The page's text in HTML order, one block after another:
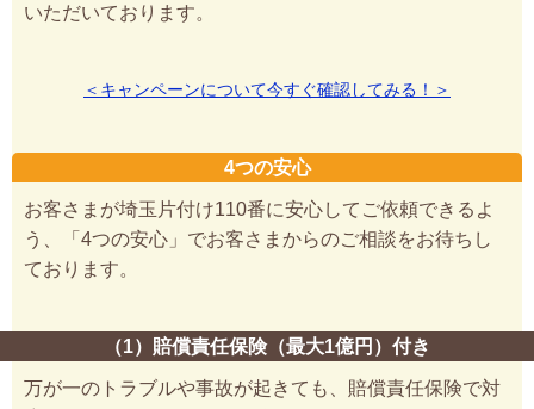
いただいております。
＜キャンペーンについて今すぐ確認してみる！＞
4つの安心
お客さまが埼玉片付け110番に安心してご依頼できるよ
う、「4つの安心」でお客さまからのご相談をお待ちし
ております。
（1）賠償責任保険（最大1億円）付き
万が一のトラブルや事故が起きても、賠償責任保険で対